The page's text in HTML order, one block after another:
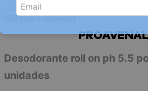
Desodorantes Roll On
100 ml x 2 unidades
PROAVENAL
Desodorante roll on ph 5.5
unidades